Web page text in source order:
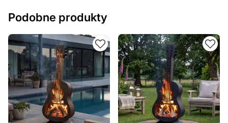
Podobne produkty